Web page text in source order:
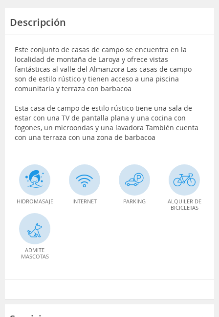
Descripción
Este conjunto de casas de campo se encuentra en la
localidad de montaña de Laroya y ofrece vistas
fantásticas al valle del Almanzora Las casas de campo
son de estilo rústico y tienen acceso a una piscina
comunitaria y terraza con barbacoa
Esta casa de campo de estilo rústico tiene una sala de
estar con una TV de pantalla plana y una cocina con
fogones, un microondas y una lavadora También cuenta
con una terraza con una zona de barbacoa
HIDROMASAJE INTERNET PARKING
ALQUILER DE
BICICLETAS
ADMITE
MASCOTAS